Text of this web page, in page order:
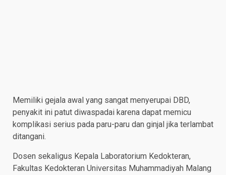
Memiliki gejala awal yang sangat menyerupai DBD,
penyakit ini patut diwaspadai karena dapat memicu
komplikasi serius pada paru-paru dan ginjal jika terlambat
ditangani.
​Dosen sekaligus Kepala Laboratorium Kedokteran,
Fakultas Kedokteran Universitas Muhammadiyah Malang